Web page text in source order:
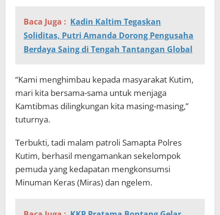
Baca Juga : Kadin Kaltim Tegaskan
Soliditas, Putri Amanda Dorong Pengusaha
Berdaya Saing di Tengah Tantangan Global
“Kami menghimbau kepada masyarakat Kutim,
mari kita bersama-sama untuk menjaga
Kamtibmas dilingkungan kita masing-masing,”
tuturnya.
Terbukti, tadi malam patroli Samapta Polres
Kutim, berhasil mengamankan sekelompok
pemuda yang kedapatan mengkonsumsi
Minuman Keras (Miras) dan ngelem.